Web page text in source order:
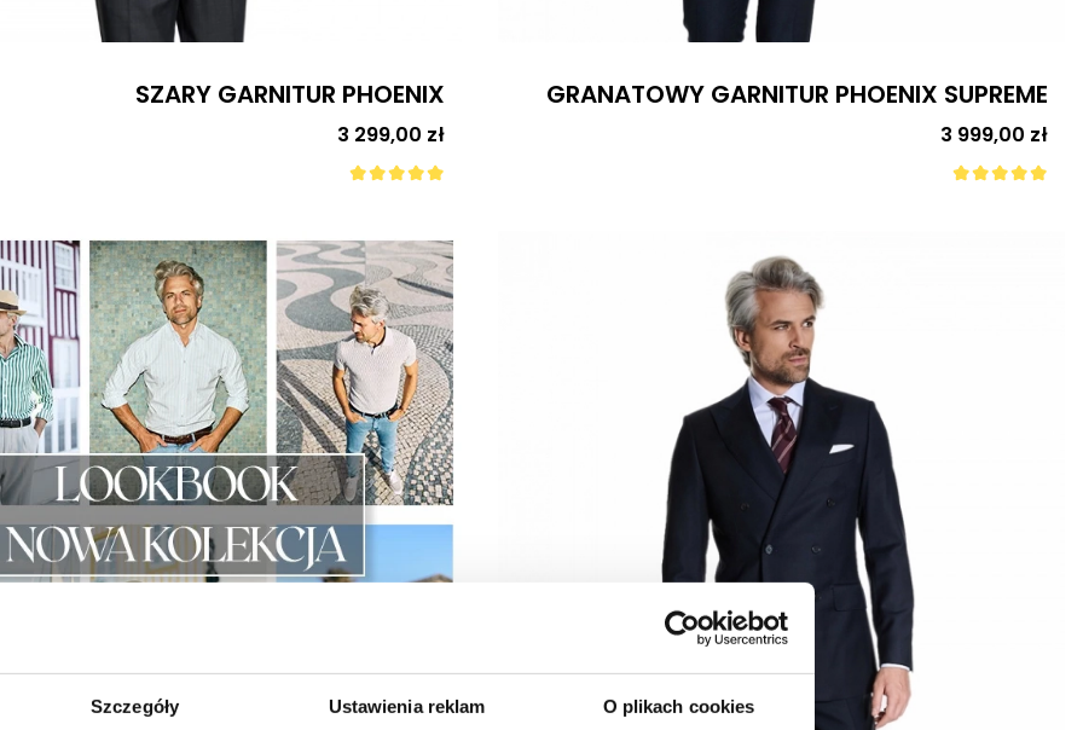
Szczegóły Ustawienia reklam O plikach cookies
SZARY GARNITUR PHOENIX
Cena
3 299,00 zł
GRANATOWY GARNITUR PHOENIX SUPREME
Cena
3 999,00 zł